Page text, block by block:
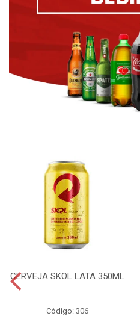
CERVEJA SKOL LATA 350ML
Código: 306